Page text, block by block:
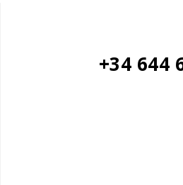
+34 644